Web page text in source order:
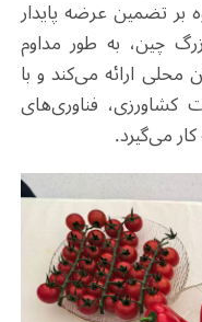
بر تضمین عرضه پایدار
چین، به طور مداوم
محلی ارائه می‌کند و با
فناوری‌های
می‌گیرد.